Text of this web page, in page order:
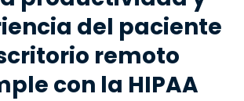
del paciente
remoto
con la HIPAA